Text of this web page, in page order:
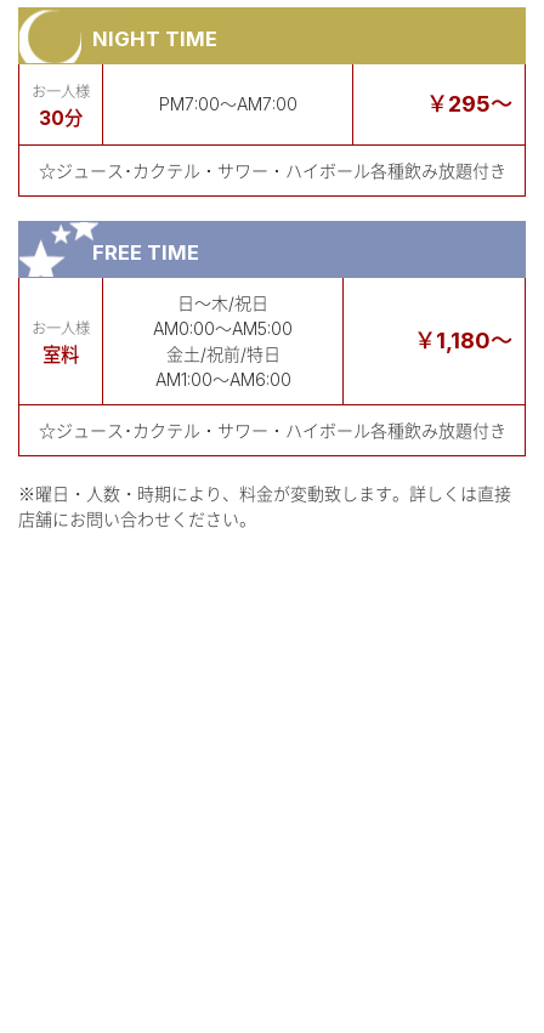
NIGHT TIME
お一人様
30分
PM7:00～AM7:00 ￥295～
☆ジュース･カクテル・サワー・ハイボール各種飲み放題付き
FREE TIME
お一人様
室料
日～木/祝日
AM0:00～AM5:00
金土/祝前/特日
AM1:00～AM6:00
￥1,180～
☆ジュース･カクテル・サワー・ハイボール各種飲み放題付き
※曜日・人数・時期により、料金が変動致します。詳しくは直接
店舗にお問い合わせください。